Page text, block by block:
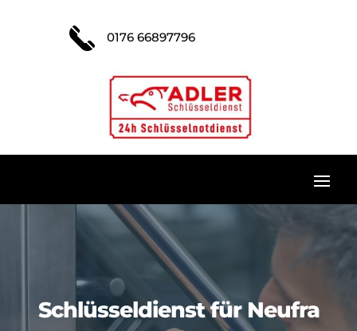
0176 66897796
Schlüsseldienst für Neufra